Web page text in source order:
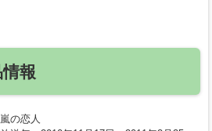
報
嵐の恋人